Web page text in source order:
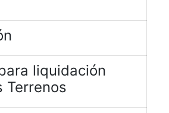
liquidación
Terrenos